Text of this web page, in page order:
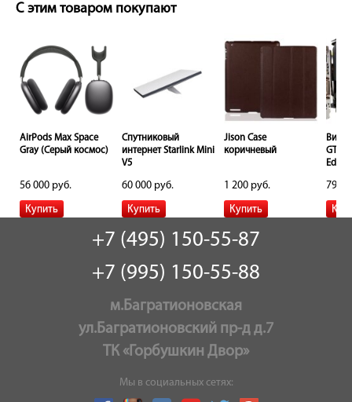
С этим товаром покупают
AirPods Max Space
Gray (Серый космос)
56 000 руб.
Спутниковый
интернет Starlink Mini
V5
60 000 руб.
Jison Сase
коричневый
1 200 руб.
GTX
79
+7 (495) 150-55-87
+7 (995) 150-55-88
м.Багратионовская
ул.Багратионовский пр-д д.7
ТК «Горбушкин Двор»
Мы в социальных сетях: